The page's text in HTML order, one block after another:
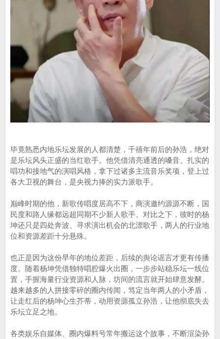
毕竟熟悉内地乐坛发展的人都清楚，千禧年前后的孙浩，绝对
是乐坛风头正盛的当红歌手。他凭借清亮通透的嗓音、扎实的
唱功和接地气的演唱风格，拿下过诸多主流音乐奖项，登上过
各大卫视的舞台，是央视力捧的实力派歌手。
巅峰时期的他，新歌传唱度居高不下，商演邀约源源不断，国
民度和路人缘都远超同期不少新人歌手。对比之下，彼时的杨
坤还只是四处奔波、寻求演出机会的北漂歌手，两人的行业地
位和资源差距十分悬殊。
也正是因为这份早年的地位差距，后续的舆论谣言才更有传播
度。随着杨坤凭借独特唱腔爆火出圈，一步步站稳乐坛一线位
置，手握海量行业资源和人脉，坊间的流言就开始肆意发酵。
越来越多的人拼接零碎的圈内传闻，笃定当年两人的小矛盾，
让走红后的杨坤心生芥蒂，动用资源孤立孙浩，让他彻底失去
乐坛立足之地。
各类娱乐自媒体、圈内爆料号常年搬运这个故事，不断渲染孙